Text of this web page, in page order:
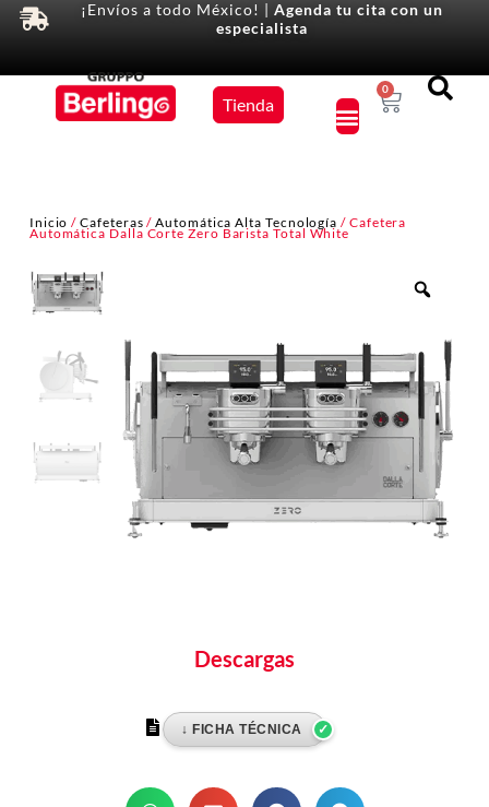
¡Envíos a todo México! | Agenda tu cita con un
especialista
Tienda
0
Inicio /Cafeteras /Automática Alta Tecnología / Cafetera
Automática Dalla Corte Zero Barista Total White
Descargas